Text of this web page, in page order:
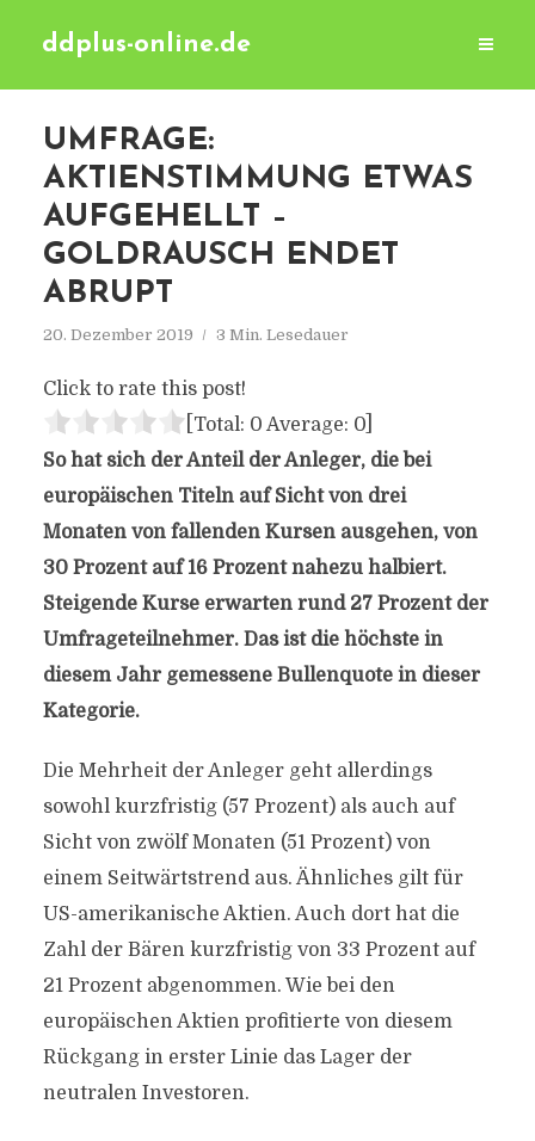
ddplus-online.de
UMFRAGE:
AKTIENSTIMMUNG ETWAS
AUFGEHELLT –
GOLDRAUSCH ENDET
ABRUPT
20. Dezember 2019 3 Min. Lesedauer
Click to rate this post!
[Total: 0 Average: 0]
So hat sich der Anteil der Anleger, die bei
europäischen Titeln auf Sicht von drei
Monaten von fallenden Kursen ausgehen, von
30 Prozent auf 16 Prozent nahezu halbiert.
Steigende Kurse erwarten rund 27 Prozent der
Umfrageteilnehmer. Das ist die höchste in
diesem Jahr gemessene Bullenquote in dieser
Kategorie.
Die Mehrheit der Anleger geht allerdings
sowohl kurzfristig (57 Prozent) als auch auf
Sicht von zwölf Monaten (51 Prozent) von
einem Seitwärtstrend aus. Ähnliches gilt für
US-amerikanische Aktien. Auch dort hat die
Zahl der Bären kurzfristig von 33 Prozent auf
21 Prozent abgenommen. Wie bei den
europäischen Aktien profitierte von diesem
Rückgang in erster Linie das Lager der
neutralen Investoren.